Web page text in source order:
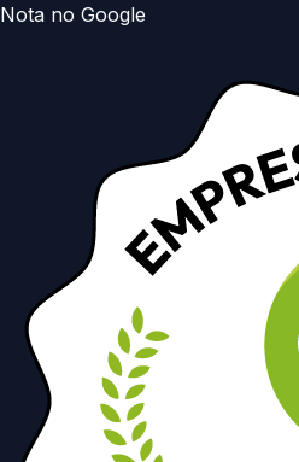
Nota no Google